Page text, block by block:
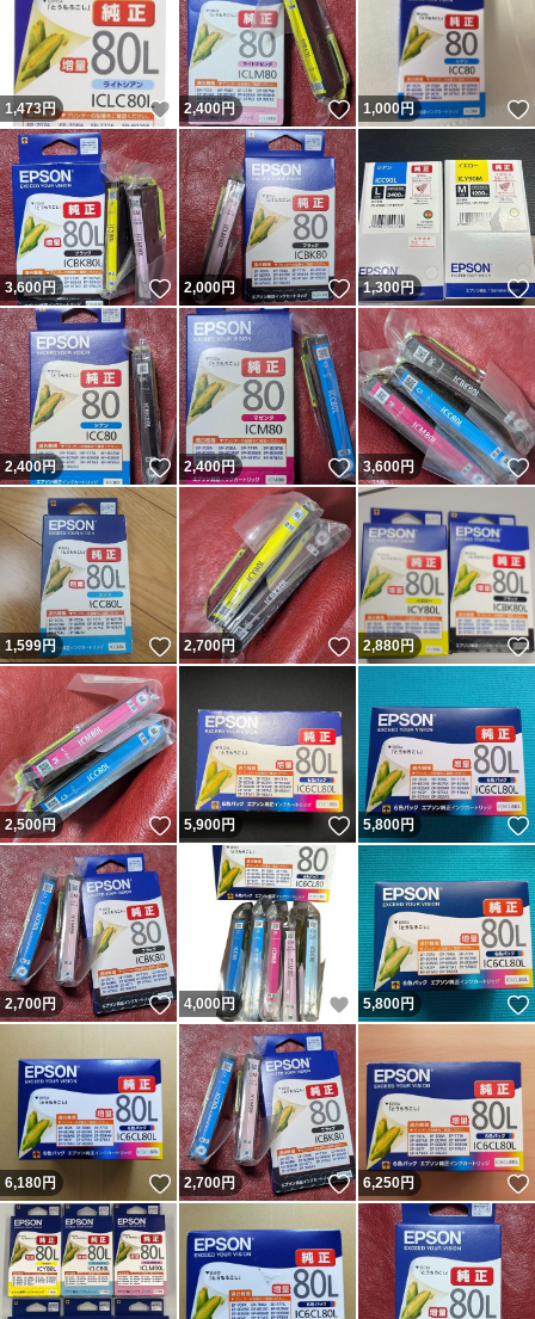
1,473円 いいね！
2,400円 いいね！
1,000円
3,600円 いいね！
2,000円 いいね！
1,300円
2,400円 いいね！
2,400円 いいね！
3,600円
1,599円 いいね！
2,700円 いいね！
2,880円
2,500円 いいね！
5,900円 いいね！
5,800円
2,700円 いいね！
4,000円 いいね！
5,800円
6,180円 いいね！
2,700円 いいね！
6,250円